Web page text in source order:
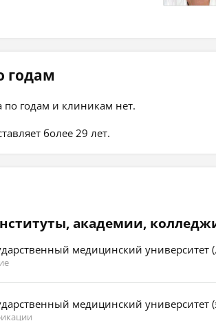
годам
годам и клиникам нет.
более 29 лет.
академии,
медицинский университет
медицинский университет